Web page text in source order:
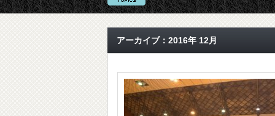
アーカイブ：2016年 12月